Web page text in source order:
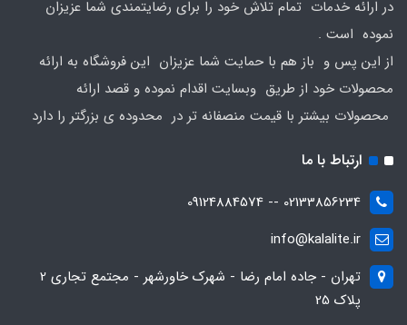
در ارائه خدمات تمام تلاش خود را برای رضایتمندی شما عزیزان
نموده است .
از این پس و باز هم با حمایت شما عزیزان این فروشگاه به ارائه
محصولات خود از طریق وبسایت اقدام نموده و قصد ارائه
محصولات بیشتر با قیمت منصفانه تر در محدوده ی بزرگتر را دارد
ارتباط با ما
02133856234 -- 09124884574
info@kalalite.ir
تهران - جاده امام رضا - شهرک خاورشهر - مجتمع تجاری 2
پلاک 25